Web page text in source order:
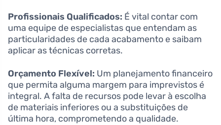
Profissionais Qualificados: É vital contar com
uma equipe de especialistas que entendam as
particularidades de cada acabamento e saibam
aplicar as técnicas corretas.
Orçamento Flexível: Um planejamento financeiro
que permita alguma margem para imprevistos é
integral. A falta de recursos pode levar à escolha
de materiais inferiores ou a substituições de
última hora, comprometendo a qualidade.